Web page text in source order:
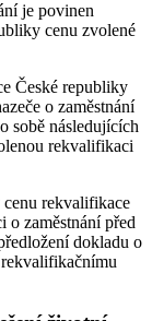
je povinen
cenu zvolené
České republiky
o zaměstnání
sobě následujících
rekvalifikaci
rekvalifikace
o zaměstnání před
dokladu o